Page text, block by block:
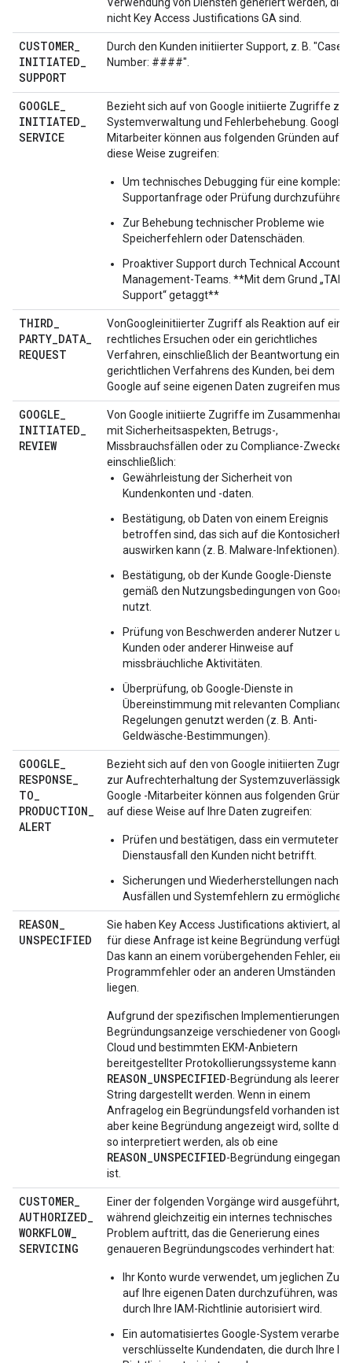
nicht Key Access Justifications GA sind.
CUSTOMER_
INITIATED_
SUPPORT
Durch den Kunden initiierter Support, z. B. "Case
Number: ####".
GOOGLE_
INITIATED_
SERVICE
Bezieht sich auf von Google initiierte Zugriffe zur
Systemverwaltung und Fehlerbehebung. Google
Mitarbeiter können aus folgenden Gründen auf
diese Weise zugreifen:
Um technisches Debugging für eine komplexe
Supportanfrage oder Prüfung durchzuführen.
Zur Behebung technischer Probleme wie
Speicherfehlern oder Datenschäden.
Proaktiver Support durch Technical Account
Management-Teams. **Mit dem Grund „TAM
Support“ getaggt**
THIRD_
PARTY_DATA_
REQUEST
VonGoogleinitiierter Zugriff als Reaktion auf ein
rechtliches Ersuchen oder ein gerichtliches
Verfahren, einschließlich der Beantwortung eines
gerichtlichen Verfahrens des Kunden, bei dem
Google auf seine eigenen Daten zugreifen muss.
GOOGLE_
INITIATED_
REVIEW
Von Google initiierte Zugriffe im Zusammenhang
mit Sicherheitsaspekten, Betrugs-,
Missbrauchsfällen oder zu Compliance-Zwecken,
einschließlich:
Gewährleistung der Sicherheit von
Kundenkonten und -daten.
Bestätigung, ob Daten von einem Ereignis
betroffen sind, das sich auf die
auswirken kann (z. B. Malware-Infektionen).
Bestätigung, ob der Kunde Google-Dienste
gemäß den Nutzungsbedingungen von Google
nutzt.
Prüfung von Beschwerden anderer Nutzer
Kunden oder anderer Hinweise auf
missbräuchliche Aktivitäten.
Überprüfung, ob Google-Dienste in
Übereinstimmung mit relevanten Compliance-
Regelungen genutzt werden (z. B. Anti-
Geldwäsche-Bestimmungen).
GOOGLE_
RESPONSE_
TO_
PRODUCTION_
ALERT
Bezieht sich auf den von Google initiierten Zugriff
zur Aufrechterhaltung der
Google -Mitarbeiter können aus folgenden
auf diese Weise auf Ihre Daten zugreifen:
Prüfen und bestätigen, dass ein vermuteter
Dienstausfall den Kunden nicht betrifft.
Sicherungen und Wiederherstellungen nach
Ausfällen und Systemfehlern zu ermöglichen.
REASON_
UNSPECIFIED
Sie haben Key Access Justifications aktiviert,
für diese Anfrage ist keine Begründung
Das kann an einem vorübergehenden Fehler,
Programmfehler oder an anderen Umständen
liegen.
Aufgrund der spezifischen Implementierungen
Begründungsanzeige verschiedener von Google
Cloud und bestimmten EKM-Anbietern
bereitgestellter Protokollierungssysteme kann
REASON_UNSPECIFIED-Begründung als leerer
String dargestellt werden. Wenn in einem
Anfragelog ein Begründungsfeld vorhanden ist,
aber keine Begründung angezeigt wird, sollte dies
so interpretiert werden, als ob eine
REASON_UNSPECIFIED-Begründung
ist.
CUSTOMER_
AUTHORIZED_
WORKFLOW_
SERVICING
Einer der folgenden Vorgänge wird ausgeführt,
während gleichzeitig ein internes technisches
Problem auftritt, das die Generierung eines
genaueren Begründungscodes verhindert hat:
Ihr Konto wurde verwendet, um jeglichen
auf Ihre eigenen Daten durchzuführen, was
durch Ihre IAM-Richtlinie autorisiert wird.
Ein automatisiertes Google-System
verschlüsselte Kundendaten, die durch Ihre